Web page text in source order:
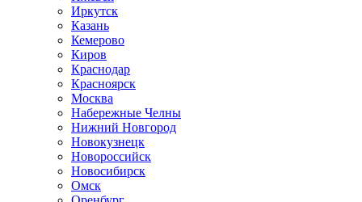
Иркутск
Казань
Кемерово
Киров
Краснодар
Красноярск
Москва
Набережные Челны
Нижний Новгород
Новокузнецк
Новороссийск
Новосибирск
Омск